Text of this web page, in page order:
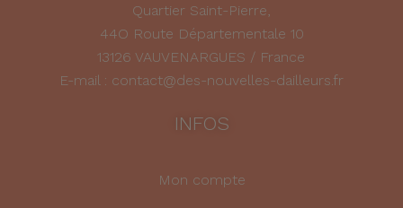
Quartier Saint-Pierre,
44O Route Départementale 10
13126 VAUVENARGUES / France
E-mail : contact@des-nouvelles-dailleurs.fr
INFOS
Mon compte